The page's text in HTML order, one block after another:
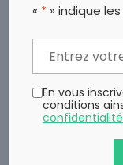
« * » indique
En vous
conditions
confidentialité